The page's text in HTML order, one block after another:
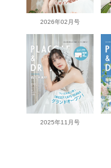
2026年02月号
2025年11月号